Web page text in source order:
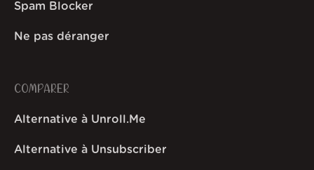
Spam Blocker
Ne pas déranger
COMPARER
Alternative à Unroll.Me
Alternative à Unsubscriber